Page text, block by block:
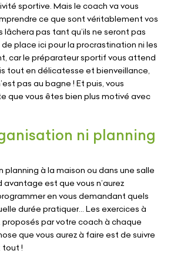
sportive. Mais le coach va vous
ce que sont véritablement vos
pas tant qu’ils ne seront pas
place ici pour la procrastination ni les
car le préparateur sportif vous attend
tout en délicatesse et bienveillance,
pas au bagne ! Et puis, vous
que vous êtes bien plus motivé avec
ni planning
planning à la maison ou dans une salle
est que vous n’aurez
en vous demandant quels
durée pratiquer… Les exercices à
proposés par votre coach à chaque
que vous aurez à faire est de suivre
tout !